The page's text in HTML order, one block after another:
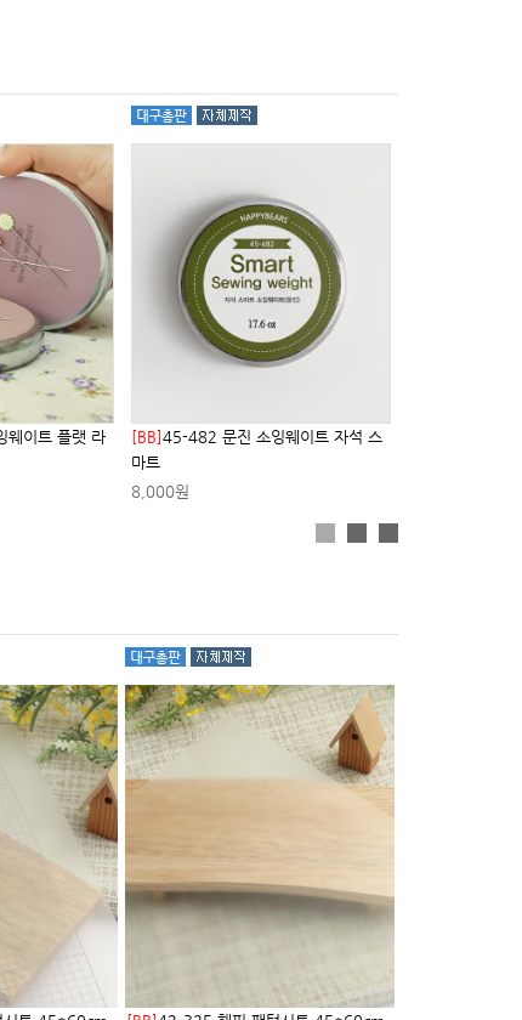
이트 플랫 라
[BB]45-482 문진 소잉웨이트 자석 스
마트
8,000원